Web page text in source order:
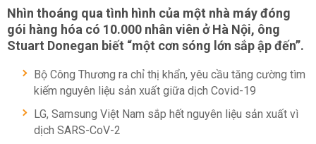
Nhìn thoáng qua tình hình của một nhà máy đóng
gói hàng hóa có 10.000 nhân viên ở Hà Nội, ông
Stuart Donegan biết “một cơn sóng lớn sắp ập đến”.
Bộ Công Thương ra chỉ thị khẩn, yêu cầu tăng cường tìm
kiếm nguyên liệu sản xuất giữa dịch Covid-19
LG, Samsung Việt Nam sắp hết nguyên liệu sản xuất vì
dịch SARS-CoV-2